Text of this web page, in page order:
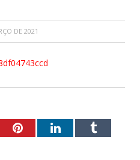
DE 2021
PinterestLinkedInTumblr